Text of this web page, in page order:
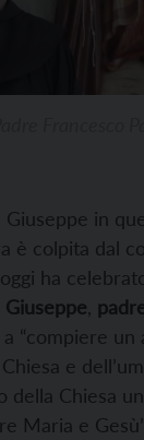
Giuseppe in
è colpita dal
ha
“compiere un
e
della Chiesa
Maria e